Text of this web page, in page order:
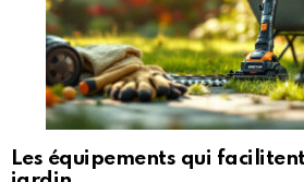
Les équipements qui